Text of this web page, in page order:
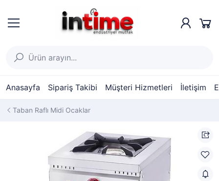
Anasayfa Sipariş Takibi Müşteri Hizmetleri İletişim
Taban Raflı Midi Ocaklar